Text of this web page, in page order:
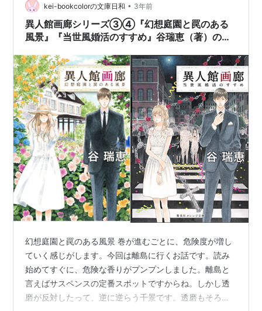
れぞれ純粋さを失ってはいなかったんだと思います。悪
いのは純粋な学生たちを利用しようとする大人の方で…
kei-bookcolorの文庫日和 • 3年前
異人館画廊シリーズ③④『幻想庭園と罠のある
風景』『当世風婚活のすすめ』谷瑞恵（著）の感
幻想庭園と罠のある風景 巻が進むごとに、危険度が増し
ていく感じがします。今回は離島に行くお話です。読み
始めてすぐに、危険な香りがプンプンしました。離島と
言えばサスペンスの定番スポットですからね。しかし透
磨が反対したって、逆に逆らう千景です。透磨もそろそ